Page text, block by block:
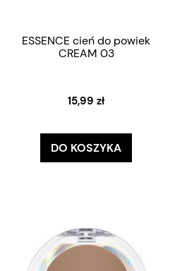
ESSENCE cień do powiek
CREAM 03
15,99 zł
DO KOSZYKA